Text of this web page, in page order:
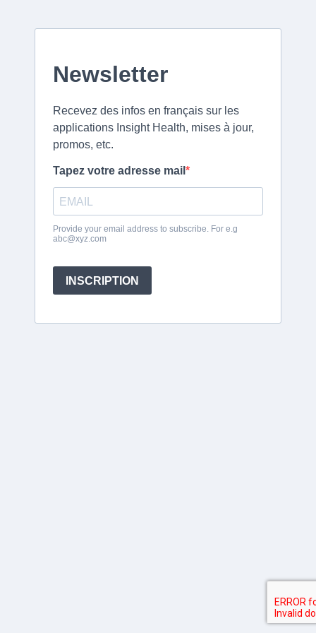
Newsletter
Recevez des infos en français sur les
applications Insight Health, mises à jour,
promos, etc.
Tapez votre adresse mail
Provide your email address to subscribe. For e.g
abc@xyz.com
INSCRIPTION